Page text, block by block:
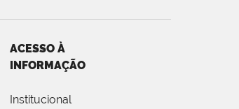
ACESSO À
INFORMAÇÃO
Institucional